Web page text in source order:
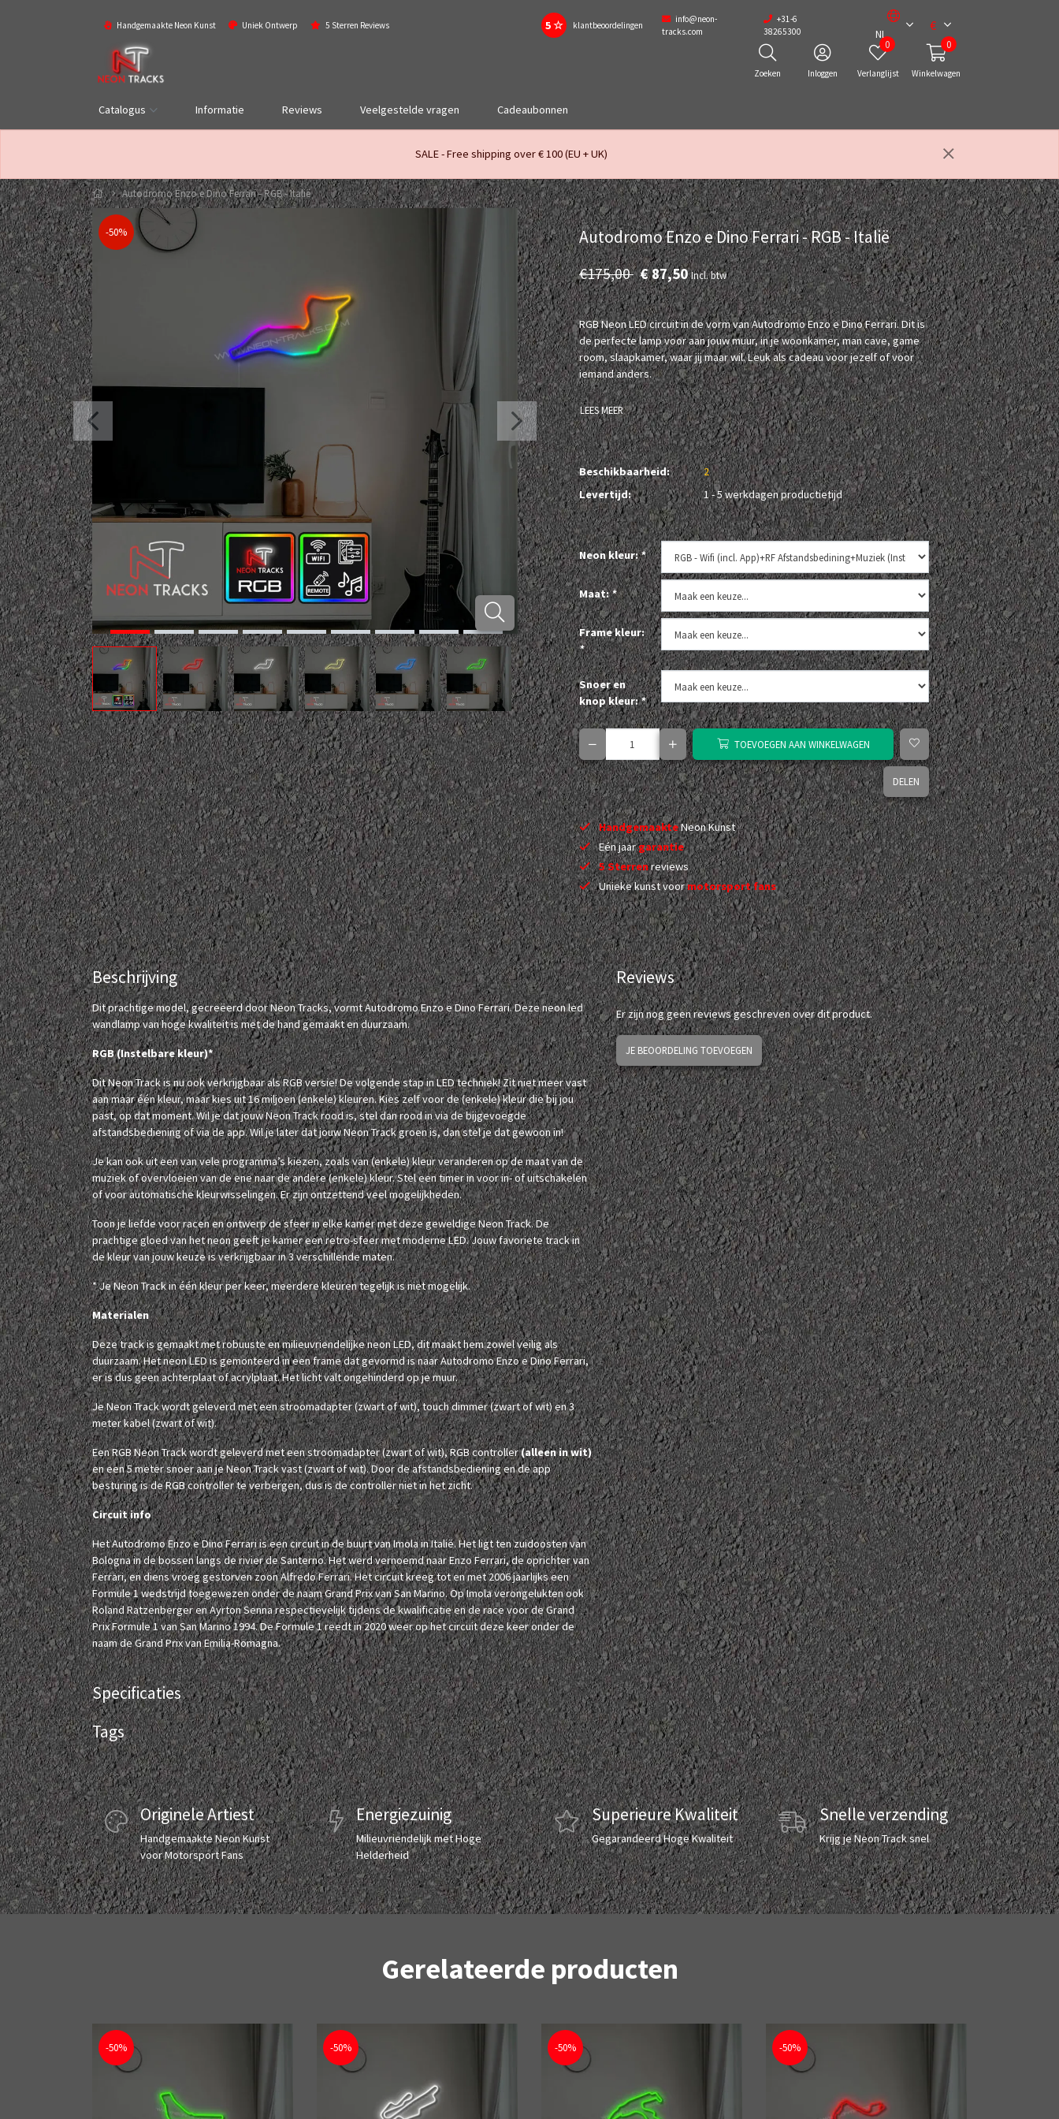
Handgemaakte Neon Kunst Uniek Ontwerp 5 Sterren Reviews 5 ☆ klantbeoordelingen
info@neon-
tracks.com
+31-6
38265300
NL
€
Zoeken Inloggen
0
Verlanglijst
0
Winkelwagen
Catalogus Informatie Reviews Veelgestelde vragen Cadeaubonnen
SALE - Free shipping over € 100 (EU + UK)
Autodromo Enzo e Dino Ferrari - RGB - Italië
-50% Autodromo Enzo e Dino Ferrari - RGB - Italië
€175,00 € 87,50Incl. btw
RGB Neon LED circuit in de vorm van Autodromo Enzo e Dino Ferrari. Dit is
de perfecte lamp voor aan jouw muur, in je woonkamer, man cave, game
room, slaapkamer, waar jij maar wil. Leuk als cadeau voor jezelf of voor
iemand anders.
LEES MEER
Beschikbaarheid:
2
Levertijd:
1 - 5 werkdagen productietijd
Neon kleur:*
Maat:*
Frame kleur:
*
Snoer en
knop kleur:*
TOEVOEGEN AAN WINKELWAGEN
DELEN
HandgemaakteNeon Kunst
Eén jaargarantie
5 Sterrenreviews
Unieke kunst voormotorsport fans
Beschrijving
Dit prachtige model, gecreëerd door Neon Tracks, vormt Autodromo Enzo e Dino Ferrari. Deze neon led
wandlamp van hoge kwaliteit is met de hand gemaakt en duurzaam.
RGB (Instelbare kleur)*
Dit Neon Track is nu ook verkrijgbaar als RGB versie! De volgende stap in LED techniek! Zit niet meer vast
aan maar één kleur, maar kies uit 16 miljoen (enkele) kleuren. Kies zelf voor de (enkele) kleur die bij jou
past, op dat moment. Wil je dat jouw Neon Track rood is, stel dan rood in via de bijgevoegde
afstandsbediening of via de app. Wil je later dat jouw Neon Track groen is, dan stel je dat gewoon in!
Je kan ook uit een van vele programma’s kiezen, zoals van (enkele) kleur veranderen op de maat van de
muziek of overvloeien van de ene naar de andere (enkele) kleur. Stel een timer in voor in- of uitschakelen
of voor automatische kleurwisselingen. Er zijn ontzettend veel mogelijkheden.
Toon je liefde voor racen en ontwerp de sfeer in elke kamer met deze geweldige Neon Track. De
prachtige gloed van het neon geeft je kamer een retro-sfeer met moderne LED. Jouw favoriete track in
de kleur van jouw keuze is verkrijgbaar in 3 verschillende maten.
* Je Neon Track in één kleur per keer, meerdere kleuren tegelijk is niet mogelijk.
Materialen
Deze track is gemaakt met robuuste en milieuvriendelijke neon LED, dit maakt hem zowel veilig als
duurzaam. Het neon LED is gemonteerd in een frame dat gevormd is naar Autodromo Enzo e Dino Ferrari,
er is dus geen achterplaat of acrylplaat. Het licht valt ongehinderd op je muur.
Je Neon Track wordt geleverd met een stroomadapter (zwart of wit), touch dimmer (zwart of wit) en 3
meter kabel (zwart of wit).
Een RGB Neon Track wordt geleverd met een stroomadapter (zwart of wit), RGB controller(alleen in wit)
en een 5 meter snoer aan je Neon Track vast (zwart of wit). Door de afstandsbediening en de app
besturing is de RGB controller te verbergen, dus is de controller niet in het zicht.
Circuit info
Het Autodromo Enzo e Dino Ferrari is een circuit in de buurt van Imola in Italië. Het ligt ten zuidoosten van
Bologna in de bossen langs de rivier de Santerno. Het werd vernoemd naar Enzo Ferrari, de oprichter van
Ferrari, en diens vroeg gestorven zoon Alfredo Ferrari. Het circuit kreeg tot en met 2006 jaarlijks een
Formule 1 wedstrijd toegewezen onder de naam Grand Prix van San Marino. Op Imola verongelukten ook
Roland Ratzenberger en Ayrton Senna respectievelijk tijdens de kwalificatie en de race voor de Grand
Prix Formule 1 van San Marino 1994. De Formule 1 reedt in 2020 weer op het circuit deze keer onder de
naam de Grand Prix van Emilia-Romagna.
Specificaties
Tags
Reviews
Er zijn nog geen reviews geschreven over dit product.
JE BEOORDELING TOEVOEGEN
Originele Artiest
Handgemaakte Neon Kunst
voor Motorsport Fans
Energiezuinig
Milieuvriendelijk met Hoge
Helderheid
Superieure Kwaliteit
Gegarandeerd Hoge Kwaliteit
Snelle verzending
Krijg je Neon Track snel
Gerelateerde producten
-50% -50% -50% -50%